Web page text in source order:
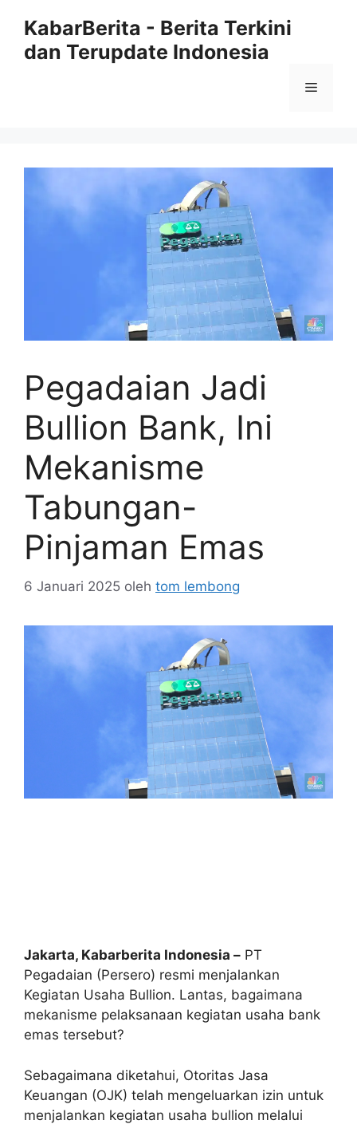
KabarBerita - Berita Terkini
dan Terupdate Indonesia
Menu
Pegadaian Jadi
Bullion Bank, Ini
Mekanisme
Tabungan-
Pinjaman Emas
6 Januari 2025 oleh tom lembong
Jakarta, Kabarberita Indonesia – PT
Pegadaian (Persero) resmi menjalankan
Kegiatan Usaha Bullion. Lantas, bagaimana
mekanisme pelaksanaan kegiatan usaha bank
emas tersebut?
Sebagaimana diketahui, Otoritas Jasa
Keuangan (OJK) telah mengeluarkan izin untuk
menjalankan kegiatan usaha bullion melalui